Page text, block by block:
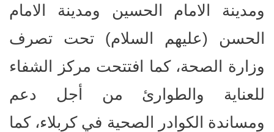
ومدينة الامام الحسين ومدينة الامام
الحسن (عليهم السلام) تحت تصرف
وزارة الصحة، كما افتتحت مركز الشفاء
للعناية والطوارئ من أجل دعم
ومساندة الكوادر الصحية في كربلاء، كما